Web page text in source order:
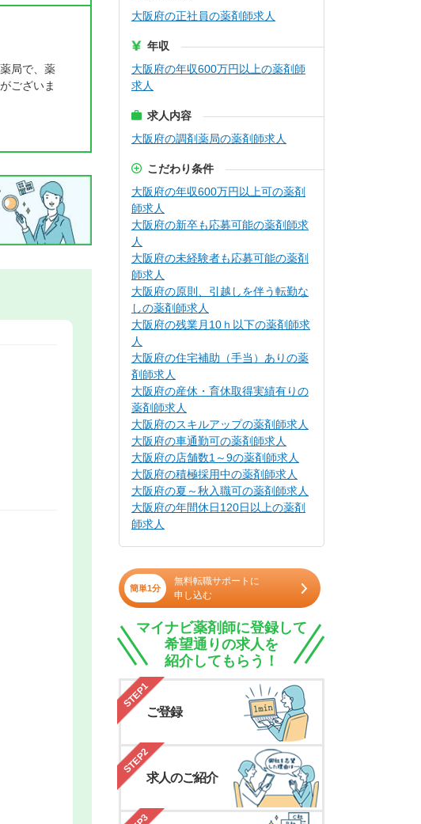
局で、薬
ございま
大阪府の正社員の薬剤師求人
年収
大阪府の年収600万円以上の薬剤師
求人
求人内容
大阪府の調剤薬局の薬剤師求人
こだわり条件
大阪府の年収600万円以上可の薬剤
師求人
大阪府の新卒も応募可能の薬剤師求
人
大阪府の未経験者も応募可能の薬剤
師求人
大阪府の原則、引越しを伴う転勤な
しの薬剤師求人
大阪府の残業月10ｈ以下の薬剤師求
人
大阪府の住宅補助（手当）ありの薬
剤師求人
大阪府の産休・育休取得実績有りの
薬剤師求人
大阪府のスキルアップの薬剤師求人
大阪府の車通勤可の薬剤師求人
大阪府の店舗数1～9の薬剤師求人
大阪府の積極採用中の薬剤師求人
大阪府の夏～秋入職可の薬剤師求人
大阪府の年間休日120日以上の薬剤
師求人
簡単1分
無料転職サポートに
申し込む
マイナビ薬剤師に登録して
希望通りの求人を
紹介してもらう！
STEP1
ご登録
STEP2
求人のご紹介